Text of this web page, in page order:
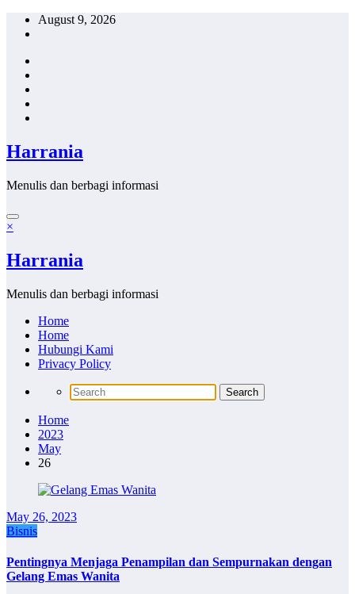
Skip
August 9, 2026
Harrania
Menulis dan berbagi informasi
×
Harrania
Menulis dan berbagi informasi
Home
Home
Hubungi Kami
Privacy Policy
Home
2023
May
26
May 26, 2023
Bisnis
Pentingnya Menjaga Penampilan dan Sempurnakan dengan
Gelang Emas Wanita